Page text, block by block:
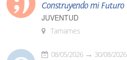
Construyendo mi Futuro
JUVENTUD
Tamames
08/05/2026 30/08/2026